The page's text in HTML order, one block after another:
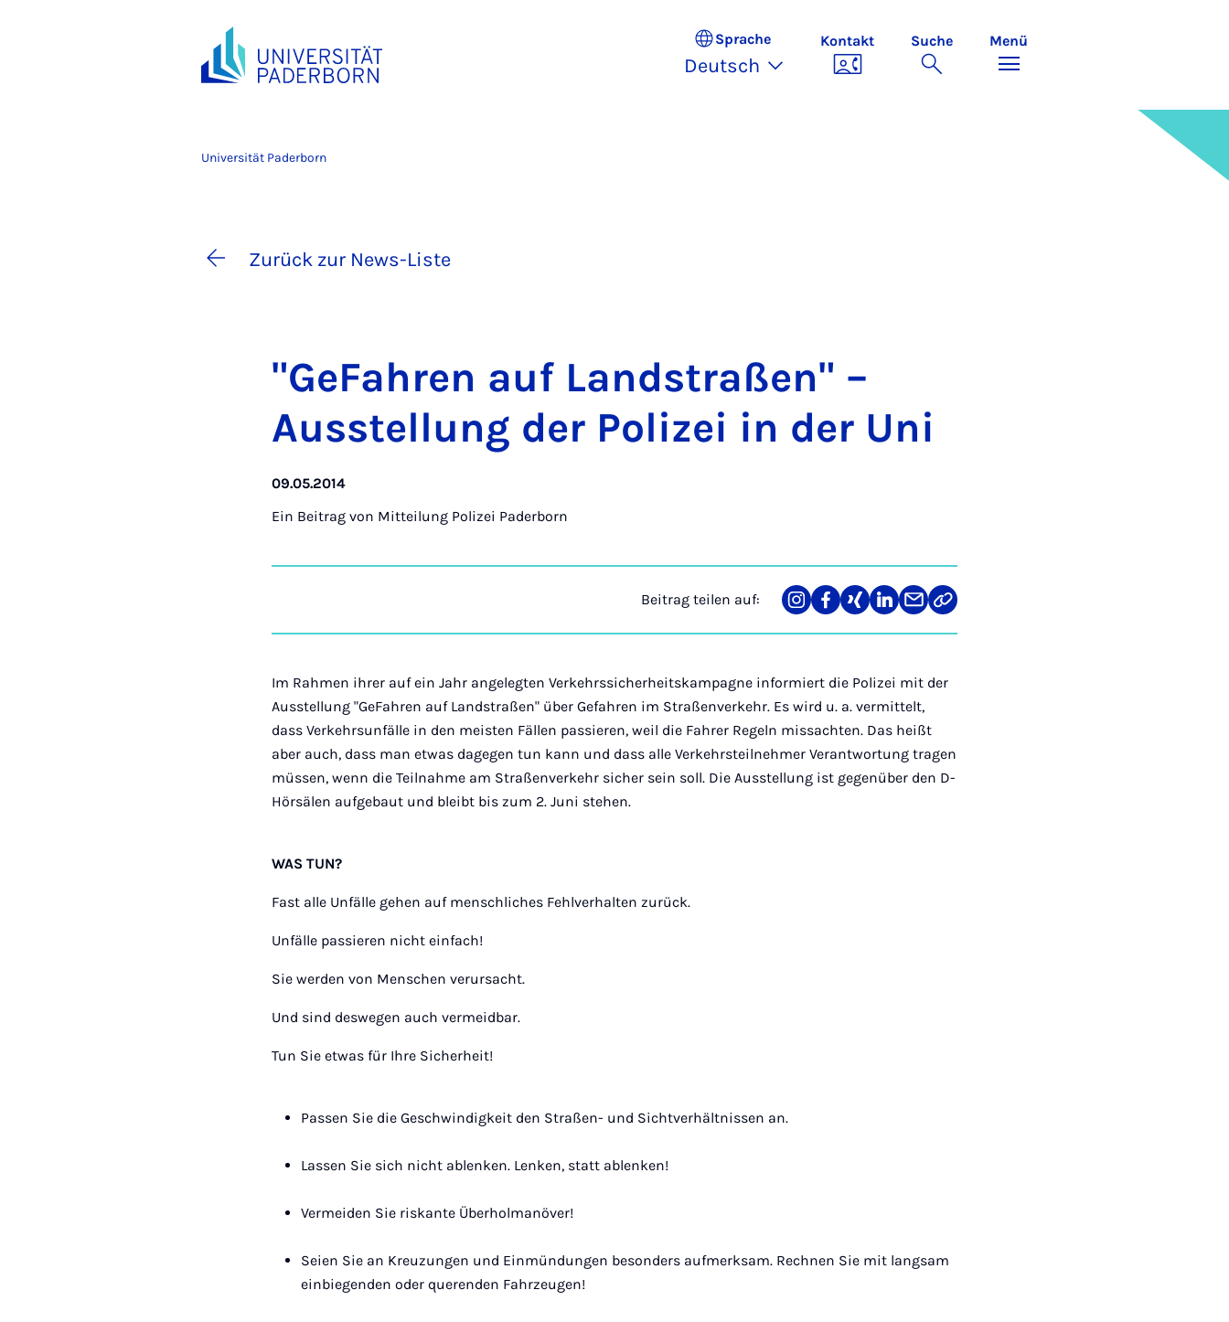
Sprache
Deutsch
Kontakt Suche Menü
Universität Paderborn
Zurück zur News-Liste
"Ge­Fah­ren auf Land­s­tra­ßen" –
Ausstel­lung der Po­li­zei in der Uni
09.05.2014
Ein Beitrag von Mitteilung Polizei Paderborn
Beitrag teilen auf:
Teilen
auf
Teilen
auf
Teilen
auf
Teilen
auf
Teilen
über
Mail
Link
kopieren
Im Rahmen ihrer auf ein Jahr angelegten Verkehrssicherheitskampagne informiert die Polizei mit der
Ausstellung "GeFahren auf Landstraßen" über Gefahren im Straßenverkehr. Es wird u. a. vermittelt,
dass Verkehrsunfälle in den meisten Fällen passieren, weil die Fahrer Regeln missachten. Das heißt
aber auch, dass man etwas dagegen tun kann und dass alle Verkehrsteilnehmer Verantwortung tragen
müssen, wenn die Teilnahme am Straßenverkehr sicher sein soll. Die Ausstellung ist gegenüber den D-
Hörsälen aufgebaut und bleibt bis zum 2. Juni stehen.
WAS TUN?
Fast alle Unfälle gehen auf menschliches Fehlverhalten zurück.
Unfälle passieren nicht einfach!
Sie werden von Menschen verursacht.
Und sind deswegen auch vermeidbar.
Tun Sie etwas für Ihre Sicherheit!
Passen Sie die Geschwindigkeit den Straßen- und Sichtverhältnissen an.
Lassen Sie sich nicht ablenken. Lenken, statt ablenken!
Vermeiden Sie riskante Überholmanöver!
Seien Sie an Kreuzungen und Einmündungen besonders aufmerksam. Rechnen Sie mit langsam
einbiegenden oder querenden Fahrzeugen!